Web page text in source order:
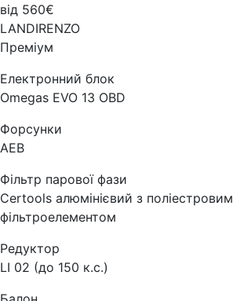
від 560€
LANDIRENZO
Преміум
Електронний блок
Omegas EVO 13 OBD
Форсунки
AEB
Фільтр парової фази
Certools алюмінієвий з поліестровим
фільтроелементом
Редуктор
LI 02 (до 150 к.с.)